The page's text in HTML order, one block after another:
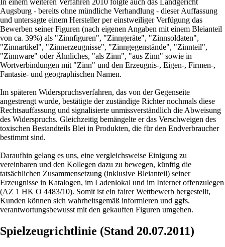
In einem weiteren Verfahren 2010 folgte auch das Landgericht
Augsburg - bereits ohne mündliche Verhandlung - dieser Auffassung
und untersagte einem Hersteller per einstweiliger Verfügung das
Bewerben seiner Figuren (nach eigenen Angaben mit einem Bleianteil
von ca. 39%) als "Zinnfiguren", "Zinngeräte", "Zinnsoldaten",
"Zinnartikel", "Zinnerzeugnisse", "Zinngegenstände", "Zinnteil",
"Zinnware" oder Ähnliches, "als Zinn", "aus Zinn" sowie in
Wortverbindungen mit "Zinn" und den Erzeugnis-, Eigen-, Firmen-,
Fantasie- und geographischen Namen.
Im späteren Widerspruchsverfahren, das von der Gegenseite
angestrengt wurde, bestätigte der zuständige Richter nochmals diese
Rechtsauffassung und signalisierte unmissverständlich die Abweisung
des Widerspruchs. Gleichzeitig bemängelte er das Verschweigen des
toxischen Bestandteils Blei in Produkten, die für den Endverbraucher
bestimmt sind.
Daraufhin gelang es uns, eine vergleichsweise Einigung zu
vereinbaren und den Kollegen dazu zu bewegen, künftig die
tatsächlichen Zusammensetzung (inklusive Bleianteil) seiner
Erzeugnisse in Katalogen, im Ladenlokal und im Internet offenzulegen
(AZ 1 HK O 4483/10). Somit ist ein fairer Wettbewerb hergestellt,
Kunden können sich wahrheitsgemäß informieren und ggfs.
verantwortungsbewusst mit den gekauften Figuren umgehen.
Spielzeugrichtlinie (Stand 20.07.2011)